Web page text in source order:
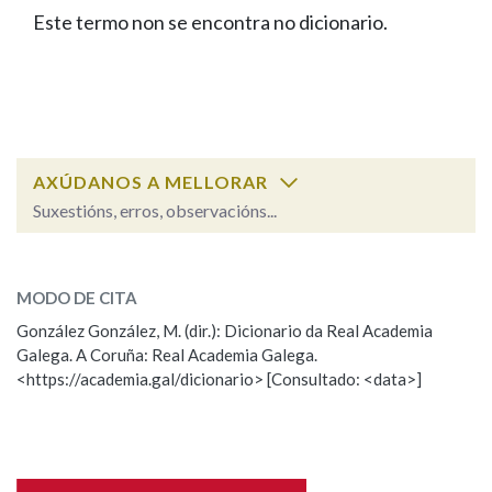
FIGURAS HOMENAXEADAS
PORTAL DAS PALABRAS
Facebook
TwitterYoutubeInstagram
Bluesky
BUSCAR NOS LEMAS
Remata por
BUSCAR NO CONTIDO
Nas definicións
Este termo non se encontra no dicionario.
AXÚDANOS A MELLORAR
Suxestións, erros, observacións...
Observación
Nome
MODO DE CITA
González González, M. (dir.): Dicionario da Real Academia
Galega. A Coruña: Real Academia Galega.
<https://academia.gal/dicionario> [Consultado: <data>]